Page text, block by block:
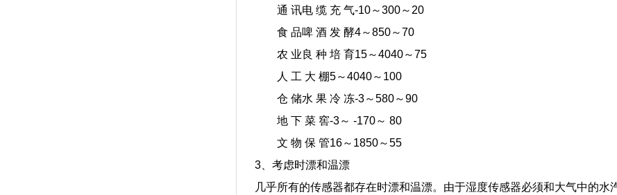
通 讯电 缆 充 气-10～300～20
食 品啤 酒 发 酵4～850～70
农 业良 种 培 育15～4040～75
人 工 大 棚5～4040～100
仓 储水 果 冷 冻-3～580～90
地 下 菜 窖-3～ -170～ 80
文 物 保 管16～1850～55
3、考虑时漂和温漂
几乎所有的传感器都存在时漂和温漂。由于湿度传感器必须和大气中的水